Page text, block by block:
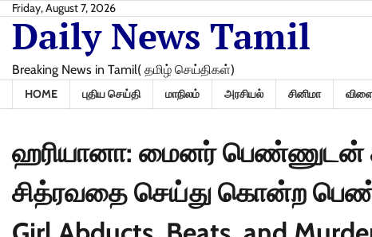
Skip
content
Friday, August 7, 2026
Daily News Tamil
Breaking News in Tamil( தமிழ் செய்திகள்)
HOME புதிய செய்தி மாநிலம் அரசியல் சினிமா
ஹரியானா: மைனர் பெண்ணுடன்
சித்ரவதை செய்து கொன்ற